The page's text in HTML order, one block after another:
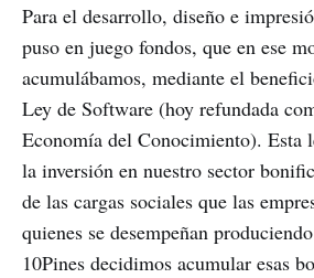
Para el desarrollo, diseño e
puso en juego fondos, que en ese
acumulábamos, mediante el
Ley de Software (hoy refundada
Economía del Conocimiento). Esta
la inversión en nuestro sector
de las cargas sociales que las
quienes se desempeñan
10Pines decidimos acumular esas